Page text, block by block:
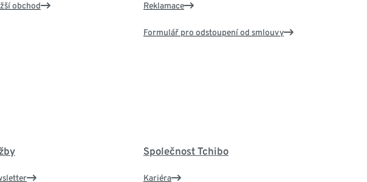
obchod Reklamace
Formulář pro odstoupení od smlouvy
Společnost Tchibo
Kariéra